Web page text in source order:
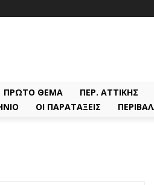
ΠΡΏΤΟ ΘΈΜΑ ΠΕΡ. ΑΤΤΙΚΉΣ
ΟΙ ΠΑΡΑΤΆΞΕΙΣ